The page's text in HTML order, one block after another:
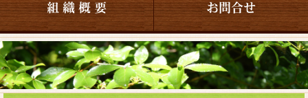
組 織 概 要 お問合せ